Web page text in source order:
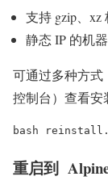
支持 gzip、xz
静态 IP 的机
可通过多种方式
控制台）查看安
bash
重启到